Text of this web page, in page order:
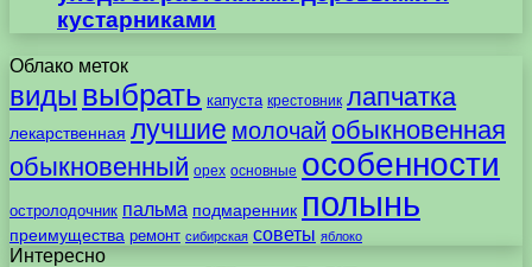
кустарниками
Облако меток
виды выбрать капуста крестовник лапчатка
лекарственная лучшие молочай обыкновенная
обыкновенный орех основные особенности
остролодочник пальма подмаренник полынь
преимущества ремонт сибирская советы яблоко
Интересно